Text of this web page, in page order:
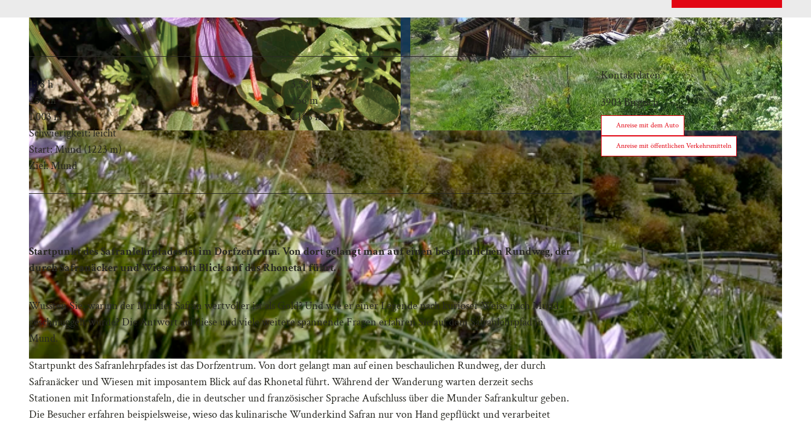
1:18 h
3,52 km
256 m
256 m
1.003 m
1.186 m
Schwierigkeit: leicht
Start: Mund (1223 m)
Ziel: Mund
Startpunkt des Safranlehrpfades ist im Dorfzentrum. Von dort gelangt man auf einen beschaulichen Rundweg, der
durch Safranäcker und Wiesen mit Blick auf das Rhonetal führt.
Wussten Sie, warum der Munder Safran wertvoller ist als Gold? Und wie er einer Legende nach kurioser Weise nach Mund
geschmuggelt wurde? Die Antwort auf diese und viele weitere spannende Fragen erfahren Sie auf dem Safranlehrpfad in
Mund.
Startpunkt des Safranlehrpfades ist das Dorfzentrum. Von dort gelangt man auf einen beschaulichen Rundweg, der durch
Safranäcker und Wiesen mit imposantem Blick auf das Rhonetal führt. Während der Wanderung warten derzeit sechs
Stationen mit Informationstafeln, die in deutscher und französischer Sprache Aufschluss über die Munder Safrankultur geben.
Die Besucher erfahren beispielsweise, wieso das kulinarische Wunderkind Safran nur von Hand gepflückt und verarbeitet
Kontaktdaten
3903Birgisch
Anreise mit dem Auto
Anreise mit öffentlichen Verkehrsmitteln